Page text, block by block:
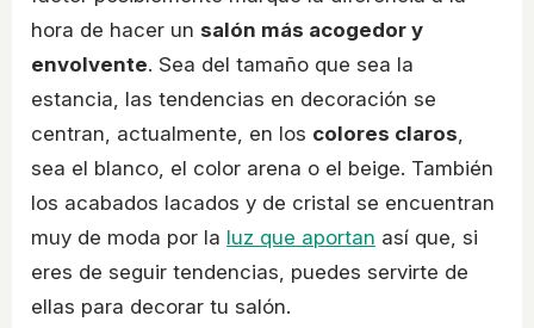
hora de hacer un salón más acogedor y
envolvente. Sea del tamaño que sea la
estancia, las tendencias en decoración se
centran, actualmente, en los colores claros,
sea el blanco, el color arena o el beige. También
los acabados lacados y de cristal se encuentran
muy de moda por la luz que aportan así que, si
eres de seguir tendencias, puedes servirte de
ellas para decorar tu salón.